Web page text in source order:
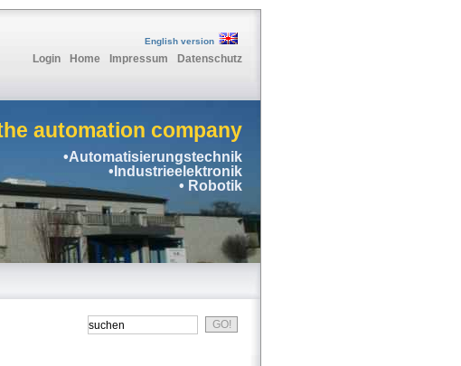
English version
Login Home Impressum Datenschutz
automation company
•Automatisierungstechnik
•Industrieelektronik
• Robotik